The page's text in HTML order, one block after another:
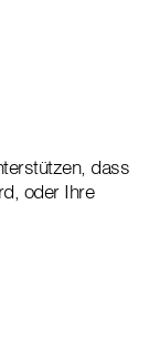
dass
oder Ihre